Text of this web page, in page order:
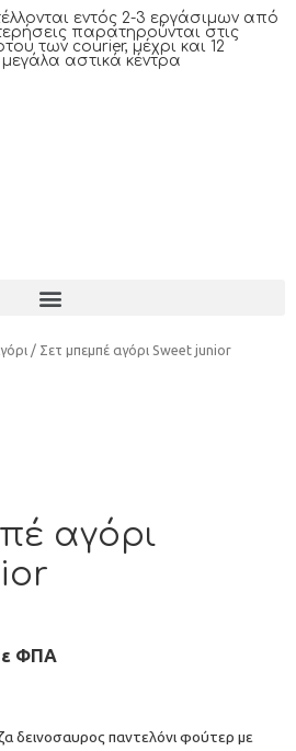
εντός 2-3 εργάσιμων από
παρατηρούνται στις
των courier, μέχρι και 12
αστικά κέντρα
/ Σετ μπεμπέ αγόρι Sweet junior
αγόρι
ΦΠΑ
δεινοσαυρος παντελόνι φούτερ με